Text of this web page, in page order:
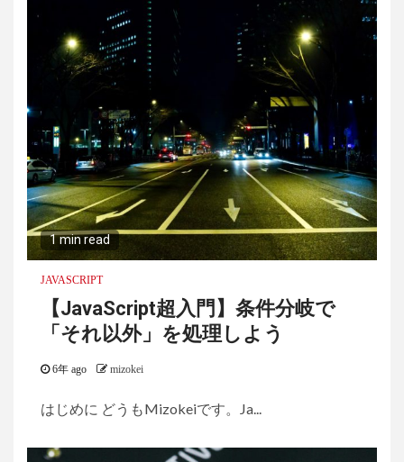
1 min read
JAVASCRIPT
【JavaScript超入門】条件分岐で
「それ以外」を処理しよう
6年 ago mizokei
はじめに どうもMizokeiです。Ja...